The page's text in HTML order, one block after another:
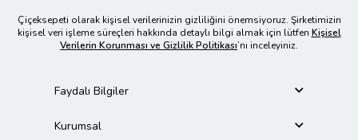
Çiçeksepeti olarak kişisel verilerinizin gizliliğini önemsiyoruz. Şirketimizin
kişisel veri işleme süreçleri hakkında detaylı bilgi almak için lütfen Kişisel
Verilerin Korunması ve Gizlilik Politikası’nı inceleyiniz.
Faydalı Bilgiler
Kurumsal